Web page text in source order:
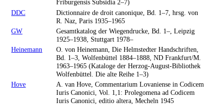
Friburgensis Subsidia 2–7)
DDC
Dictionnaire de droit canonique, Bd. 1–7, hrsg. von
R. Naz, Paris 1935–1965
GW
Gesamtkatalog der Wiegendrucke, Bd. 1–, Leipzig
1925–1938, Stuttgart 1978–
Heinemann
O. von Heinemann, Die Helmstedter Handschriften,
Bd. 1–3, Wolfenbüttel 1884–1888, ND Frankfurt/M.
1963–1965 (Kataloge der Herzog-August-Bibliothek
Wolfenbüttel. Die alte Reihe 1–3)
Hove
A. van Hove, Commentarium Lovaniense in Codicem
Iuris Canonici, Vol. 1,1: Prolegomena ad Codicem
Iuris Canonici, editio altera, Mecheln 1945